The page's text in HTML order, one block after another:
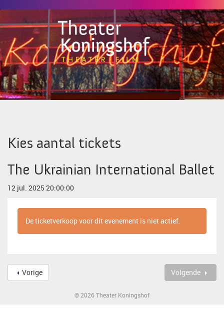
Kies aantal tickets
The Ukrainian International Ballet
12 jul. 2025 20:00:00
De ticketverkoop voor dit evenement is niet actief.
Vorige Volgende
© 2026 Theater Koningshof